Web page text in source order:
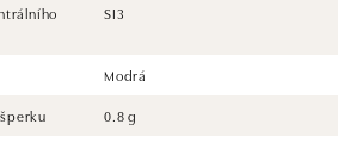
SI3
Modrá
0.8 g